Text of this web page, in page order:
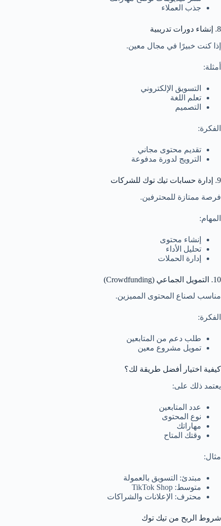
جذب العملاء
8. إنشاء دورات تدريبية
إذا كنت خبيرًا في مجال معين.
أمثلة:
التسويق الإلكتروني
تعلم اللغة
التصميم
الفكرة:
تقديم محتوى مجاني
الترويج لدورة مدفوعة
9. إدارة حسابات تيك توك للشركات
فرصة ممتازة للمحترفين.
المهام:
إنشاء محتوى
تحليل الأداء
إدارة الحملات
10. التمويل الجماعي (Crowdfunding)
مناسب لصناع المحتوى المميزين.
الفكرة:
طلب دعم من المتابعين
تمويل مشروع معين
كيفية اختيار أفضل طريقة لك؟
يعتمد ذلك على:
عدد المتابعين
نوع المحتوى
مهاراتك
وقتك المتاح
مثال:
مبتدئ: التسويق بالعمولة
متوسط: TikTok Shop
محترف: الإعلانات والشراكات
شروط الربح من تيك توك